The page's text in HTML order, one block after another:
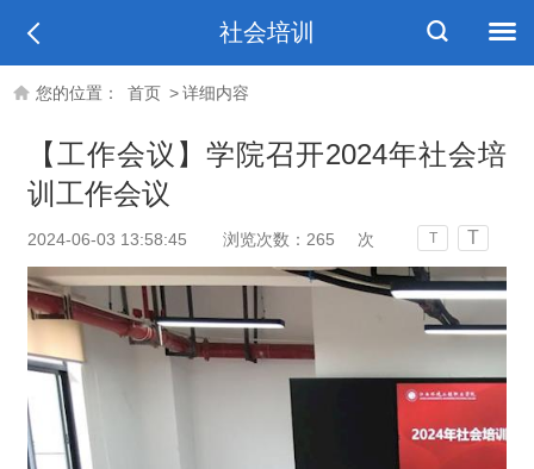
社会培训
您的位置： 首页 >详细内容
【工作会议】学院召开2024年社会培
训工作会议
2024-06-03 13:58:45 浏览次数： 265 次 T T